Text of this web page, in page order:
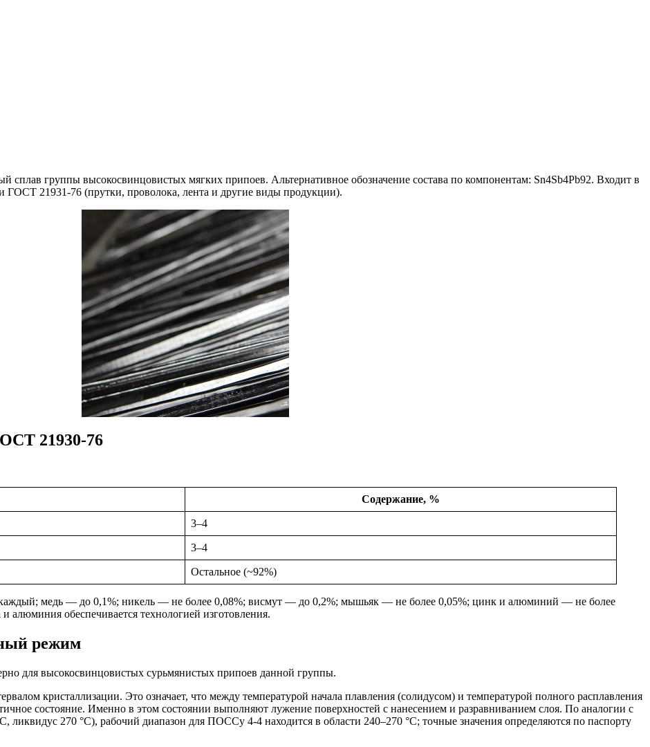
группы высокосвинцовистых мягких припоев. Альтернативное обозначение состава по компонентам: Sn4Sb4Pb92. Входит в
21931-76 (прутки, проволока, лента и другие виды продукции).
21930-76
Содержание, %
3–4
3–4
Остальное (~92%)
медь — до 0,1%; никель — не более 0,08%; висмут — до 0,2%; мышьяк — не более 0,05%; цинк и алюминий — не более
обеспечивается технологией изготовления.
режим
для высокосвинцовистых сурьмянистых припоев данной группы.
кристаллизации. Это означает, что между температурой начала плавления (солидусом) и температурой полного расплавления
состояние. Именно в этом состоянии выполняют лужение поверхностей с нанесением и разравниванием слоя. По аналогии с
270 °С), рабочий диапазон для ПОССу 4-4 находится в области 240–270 °С; точные значения определяются по паспорту